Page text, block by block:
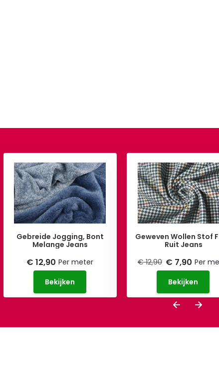
Gebreide Jogging, Bont
Melange Jeans
€ 12,90 Per meter
Bekijken
Geweven Wollen Stof
Ruit Jeans
€ 12,90 € 7,90 Per
Bekijken